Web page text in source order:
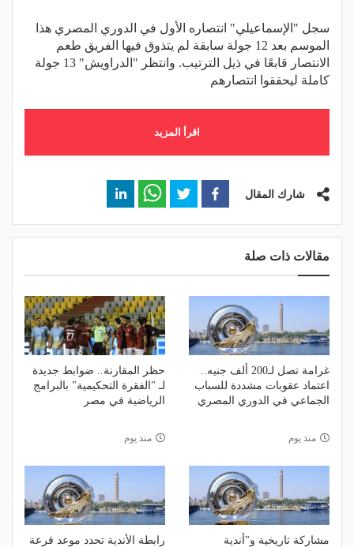
سجل "الإسماعيلي" انتصاره الأول في الدوري المصري هذا
الموسم بعد 12 جولة سابقة لم يتذوق فيها الفريق طعم
الانتصار قابعًا في ذيل الترتيب. وانتظر "الدراويش" 13 جولة
كاملة ليحققوا انتصارهم
اقرأ المزيد
شارك المقال
مقالات ذات صلة
غرامة تصل لـ200 ألف جنيه..
اعتماد عقوبات مشددة للسباب
الجماعي في الدوري المصري
منذ يوم
حظر المقارنة.. ضوابط جديدة
لـ "الفقرة التحكيمية" بالبرامج
الرياضية في مصر
منذ يوم
مشاركة تاريخية و"أندية
رابطة الأندية تحدد موعد قرعة